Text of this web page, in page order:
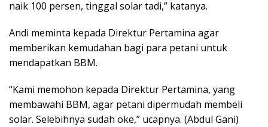
naik 100 persen, tinggal solar tadi,” katanya.
Andi meminta kepada Direktur Pertamina agar
memberikan kemudahan bagi para petani untuk
mendapatkan BBM.
“Kami memohon kepada Direktur Pertamina, yang
membawahi BBM, agar petani dipermudah membeli
solar. Selebihnya sudah oke,” ucapnya. (Abdul Gani)